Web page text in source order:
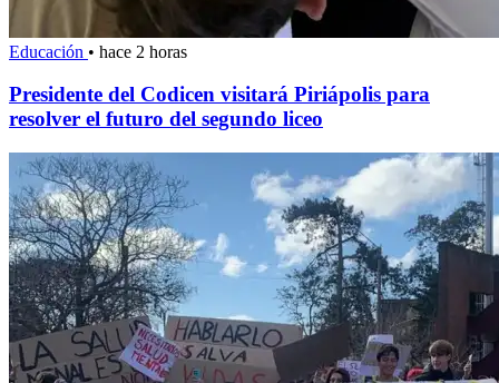
Educación • hace 2 horas
Presidente del Codicen visitará Piriápolis para
resolver el futuro del segundo liceo